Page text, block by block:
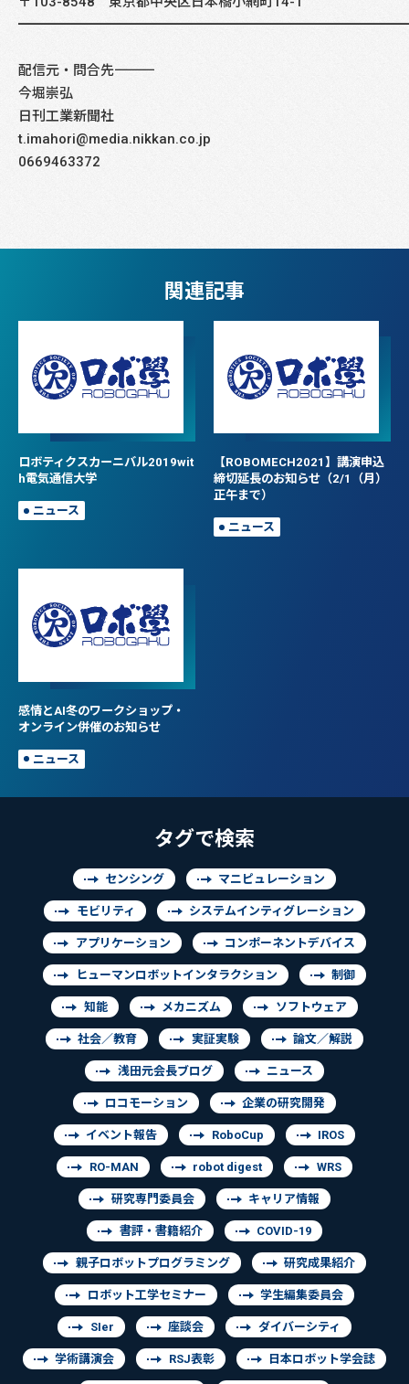
配信元・問合先――――――――――――――――――――――――――――
今堀崇弘
日刊工業新聞社
t.imahori@media.nikkan.co.jp
0669463372
関連記事
ロボティクスカーニバル2019wit
h電気通信大学
ニュース
【ROBOMECH2021】講演申込
締切延長のお知らせ（2/1（月）
正午まで）
ニュース
感情とAI冬のワークショップ・
オンライン併催のお知らせ
ニュース
タグで検索
センシング マニピュレーション
モビリティ システムインティグレーション
アプリケーション コンポーネントデバイス
ヒューマンロボットインタラクション 制御
知能 メカニズム ソフトウェア
社会／教育 実証実験 論文／解説
浅田元会長ブログ ニュース
ロコモーション 企業の研究開発
イベント報告 RoboCup IROS
RO-MAN robot digest WRS
研究専門委員会 キャリア情報
書評・書籍紹介 COVID-19
親子ロボットプログラミング 研究成果紹介
ロボット工学セミナー 学生編集委員会
SIer 座談会 ダイバーシティ
学術講演会 RSJ表彰 日本ロボット学会誌